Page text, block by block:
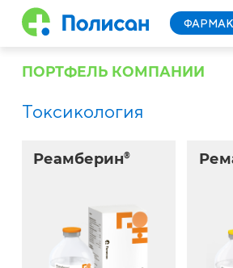
ПОРТФЕЛЬ КОМПАНИИ
Токсикология
Реамберин®